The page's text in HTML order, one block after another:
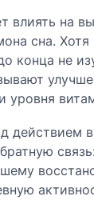
влиять на
сна. Хотя
конца не
уровня
действием